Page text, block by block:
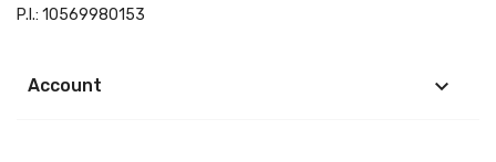
P.I.: 10569980153
Account keyboard_arrow_down